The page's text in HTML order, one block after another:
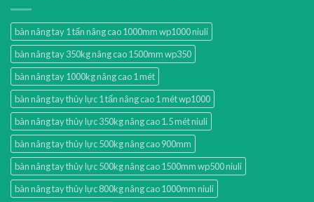
bàn nâng tay 1 tấn nâng cao 1000mm wp1000 niuli
bàn nâng tay 350kg nâng cao 1500mm wp350
bàn nâng tay 1000kg nâng cao 1 mét
bàn nâng tay thủy lực 1 tấn nâng cao 1 mét wp1000
bàn nâng tay thủy lực 350kg nâng cao 1.5 mét niuli
bàn nâng tay thủy lực 500kg nâng cao 900mm
bàn nâng tay thủy lực 500kg nâng cao 1500mm wp500 niuli
bàn nâng tay thủy lực 800kg nâng cao 1000mm niuli